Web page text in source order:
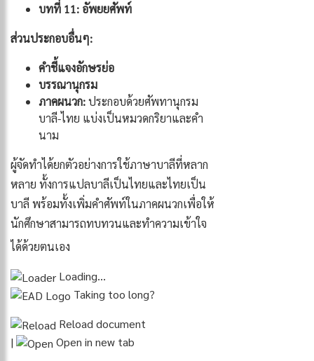
บทที่ 11: อัพยยศัพท์
ส่วนประกอบอื่นๆ:
คำชี้แจงอักษรย่อ
บรรณานุกรม
ภาคผนวก:ประกอบด้วยศัพทานุกรม
บาลี-ไทย แบ่งเป็นหมวดกริยาและคำ
นาม
ผู้จัดทำได้ยกตัวอย่างการใช้ภาษาบาลีที่หลาก
หลาย ทั้งการแปลบาลีเป็นไทยและไทยเป็น
บาลี พร้อมทั้งเพิ่มคำศัพท์ในภาคผนวกเพื่อให้
นักศึกษาสามารถทบทวนและทำความเข้าใจ
ได้ด้วยตนเอง
Loading…
Taking too long?
Reload document
|
Open in new tab